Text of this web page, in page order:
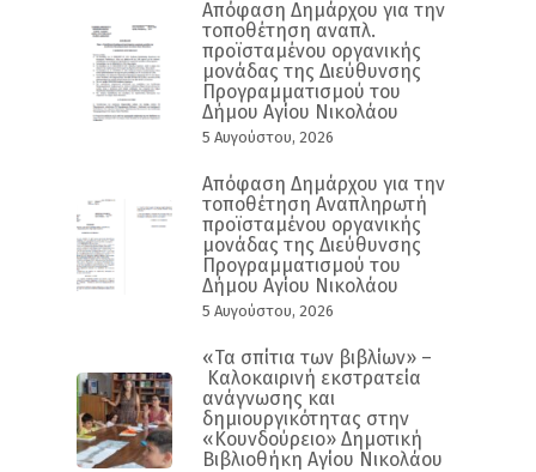
Απόφαση Δημάρχου για την
τοποθέτηση αναπλ.
προϊσταμένου οργανικής
μονάδας της Διεύθυνσης
Προγραμματισμού του
Δήμου Αγίου Νικολάου
5 Αυγούστου, 2026
Απόφαση Δημάρχου για την
τοποθέτηση Αναπληρωτή
προϊσταμένου οργανικής
μονάδας της Διεύθυνσης
Προγραμματισμού του
Δήμου Αγίου Νικολάου
5 Αυγούστου, 2026
«Τα σπίτια των βιβλίων» –
Καλοκαιρινή εκστρατεία
ανάγνωσης και
δημιουργικότητας στην
«Κουνδούρειο» Δημοτική
Βιβλιοθήκη Αγίου Νικολάου